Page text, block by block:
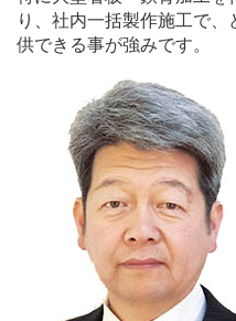
り、社内一括製作施工で
供できる事が強みです。